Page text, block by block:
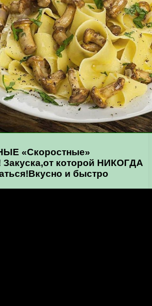
«Скоростные»
которой НИКОГДА
и быстро